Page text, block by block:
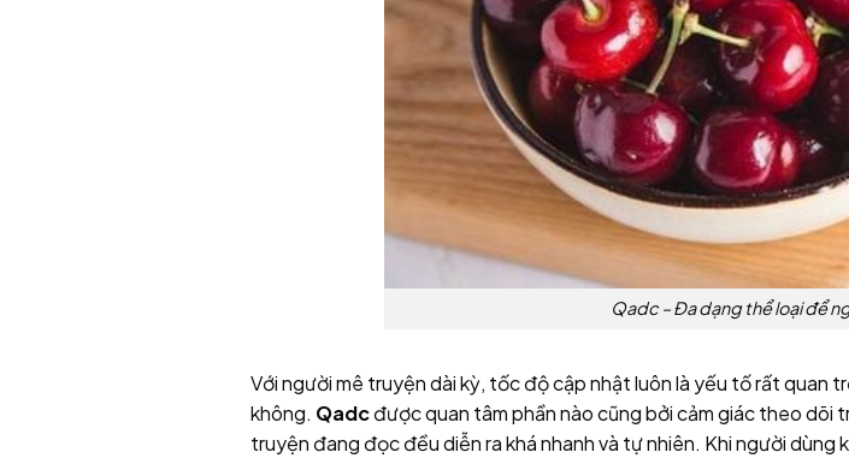
Qadc – Đa dạng thể loại để
Với người mê truyện dài kỳ, tốc độ cập nhật luôn là yếu tố rất quan
không. Qadcđược quan tâm phần nào cũng bởi cảm giác theo dõi
truyện đang đọc đều diễn ra khá nhanh và tự nhiên. Khi người